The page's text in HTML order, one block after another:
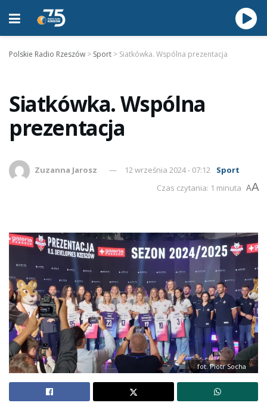
Polskie Radio Rzeszów > Sport > Siatkówka. Wspólna prezentacja
Siatkówka. Wspólna
prezentacja
Zuzanna Jarosz 12 września 2024 - 07:12
Sport
Czas czytania: 1 minuta AA
fot. Piotr Socha